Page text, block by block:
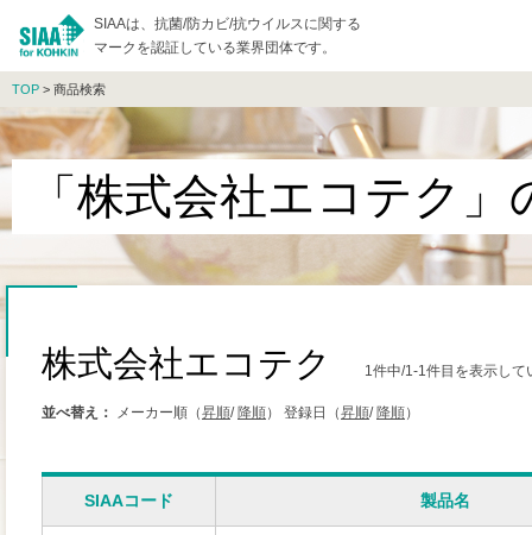
SIAAは、抗菌/防カビ/抗ウイルスに関する
マークを認証している業界団体です。
TOP > 商品検索
「株式会社エコテク
株式会社エコテク 1件中/1-1件目を表示して
並べ替え： メーカー順（昇順/ 降順） 登録日（昇順/ 降順）
SIAAコード 製品名